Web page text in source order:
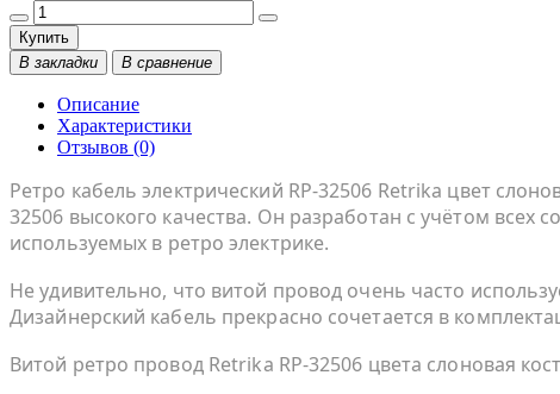
Купить
В закладки
В сравнение
Описание
Характеристики
Отзывов (0)
Ретро кабель электрический RP-32506 Retrika цвет
32506 высокого качества. Он разработан с учётом
используемых в ретро электрике.
Не удивительно, что витой провод очень часто
Дизайнерский кабель прекрасно сочетается в
Витой ретро провод Retrika RP-32506 цвета слоновая